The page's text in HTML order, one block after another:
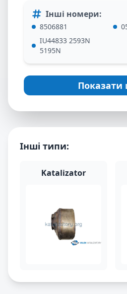
Інші номери:
8506881
IU44833 2593N
5195N
Показати
Інші типи:
Katalizator